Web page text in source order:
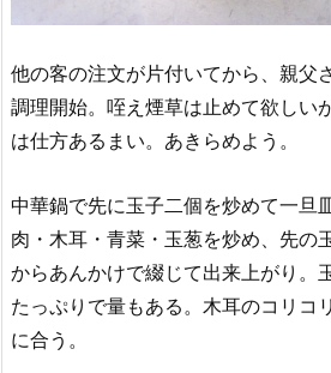
他の客の注文が片付いてから、親父
調理開始。咥え煙草は止めて欲しい
は仕方あるまい。あきらめよう。
中華鍋で先に玉子二個を炒めて一旦
肉・木耳・青菜・玉葱を炒め、先の
からあんかけで綴じて出来上がり。
たっぷりで量もある。木耳のコリコ
に合う。